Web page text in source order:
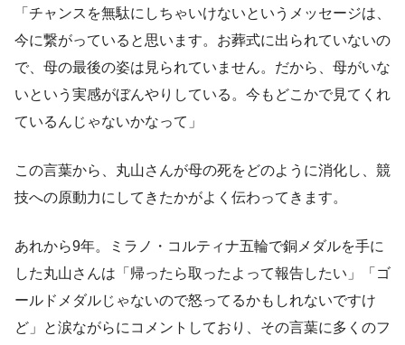
「チャンスを無駄にしちゃいけないというメッセージは、
今に繋がっていると思います。お葬式に出られていないの
で、母の最後の姿は見られていません。だから、母がいな
いという実感がぼんやりしている。今もどこかで見てくれ
ているんじゃないかなって」
この言葉から、丸山さんが母の死をどのように消化し、競
技への原動力にしてきたかがよく伝わってきます。
あれから9年。ミラノ・コルティナ五輪で銅メダルを手に
した丸山さんは「帰ったら取ったよって報告したい」「ゴ
ールドメダルじゃないので怒ってるかもしれないですけ
ど」と涙ながらにコメントしており、その言葉に多くのフ